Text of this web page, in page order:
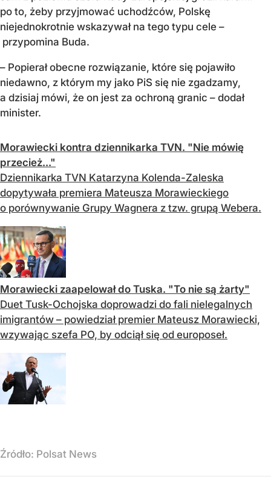
po to, żeby przyjmować uchodźców, Polskę
niejednokrotnie wskazywał na tego typu cele –
przypomina Buda.
– Popierał obecne rozwiązanie, które się pojawiło
niedawno, z którym my jako PiS się nie zgadzamy,
a dzisiaj mówi, że on jest za ochroną granic – dodał
minister.
Morawiecki kontra dziennikarka TVN. "Nie mówię
przecież..."
Dziennikarka TVN Katarzyna Kolenda-Zaleska
dopytywała premiera Mateusza Morawieckiego
o porównywanie Grupy Wagnera z tzw. grupą Webera.
Morawiecki zaapelował do Tuska. "To nie są żarty"
Duet Tusk-Ochojska doprowadzi do fali nielegalnych
imigrantów – powiedział premier Mateusz Morawiecki,
wzywając szefa PO, by odciął się od europoseł.
Źródło: Polsat News